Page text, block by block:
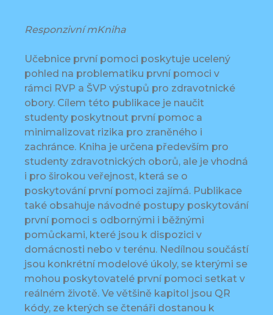
Responzivní mKniha
Učebnice první pomoci poskytuje ucelený
pohled na problematiku první pomoci v
rámci RVP a ŠVP výstupů pro zdravotnické
obory. Cílem této publikace je naučit
studenty poskytnout první pomoc a
minimalizovat rizika pro zraněného i
zachránce. Kniha je určena především pro
studenty zdravotnických oborů, ale je vhodná
i pro širokou veřejnost, která se o
poskytování první pomoci zajímá. Publikace
také obsahuje návodné postupy poskytování
první pomoci s odbornými i běžnými
pomůckami, které jsou k dispozici v
domácnosti nebo v terénu. Nedílnou součástí
jsou konkrétní modelové úkoly, se kterými se
mohou poskytovatelé první pomoci setkat v
reálném životě. Ve většině kapitol jsou QR
kódy, ze kterých se čtenáři dostanou k